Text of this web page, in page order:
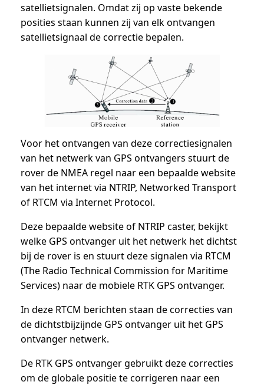
satellietsignalen. Omdat zij op vaste bekende
posities staan kunnen zij van elk ontvangen
satellietsignaal de correctie bepalen.
Voor het ontvangen van deze correctiesignalen
van het netwerk van GPS ontvangers stuurt de
rover de NMEA regel naar een bepaalde website
van het internet via NTRIP, Networked Transport
of RTCM via Internet Protocol.
Deze bepaalde website of NTRIP caster, bekijkt
welke GPS ontvanger uit het netwerk het dichtst
bij de rover is en stuurt deze signalen via RTCM
(The Radio Technical Commission for Maritime
Services) naar de mobiele RTK GPS ontvanger.
In deze RTCM berichten staan de correcties van
de dichtstbijzijnde GPS ontvanger uit het GPS
ontvanger netwerk.
De RTK GPS ontvanger gebruikt deze correcties
om de globale positie te corrigeren naar een